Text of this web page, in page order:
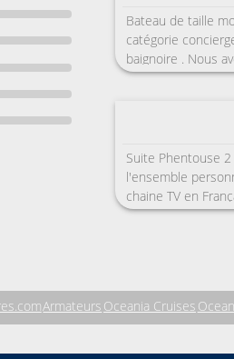
Bateau de taille
catégorie
baignoire . Nous
restaurant
appareils de libre
Suite Phentouse
l'ensemble
chaine TV en
Armateurs Oceania Cruises